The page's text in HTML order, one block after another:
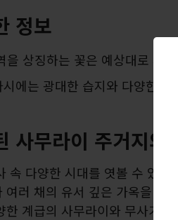
정보
을 상징하는 꽃은 예상대로 사쿠
시에는 광대한 습지와 다양한
사무라이 주거지와
속 다양한 시대를 엿볼 수 있는
여러 채의 유서 깊은 가옥을 볼
한 계급의 사무라이와 무사가